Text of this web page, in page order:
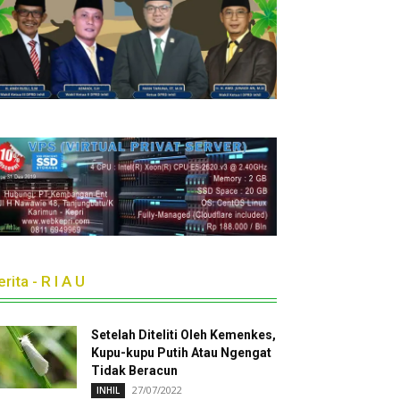
- R I A U
Setelah Diteliti Oleh Kemenkes,
Kupu-kupu Putih Atau Ngengat
Tidak Beracun
INHIL 27/07/2022